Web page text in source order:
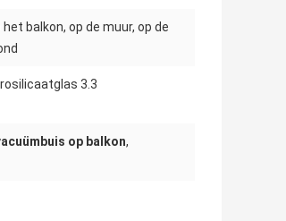
het balkon, op de muur, op de
3.3
op balkon,